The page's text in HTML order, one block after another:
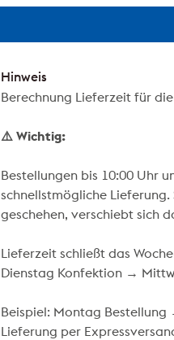
Hinweis
Berechnung Lieferzeit für
⚠️ Wichtig:
Bestellungen bis 10:00 Uhr
schnellstmögliche
geschehen, verschiebt sich
Lieferzeit schließt das
Dienstag Konfektion →
Beispiel: Montag
Lieferung per